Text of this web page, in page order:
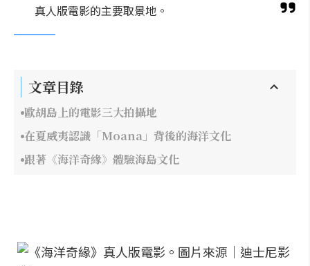
真人版電影的主要取景地。
文章目錄
歐胡島上的電影三大拍攝地
在夏威夷認識「Moana」背後的海洋文化
跟著《海洋奇緣》體驗海島文化